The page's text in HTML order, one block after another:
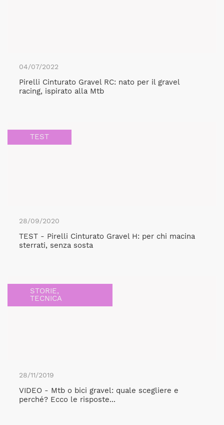
04/07/2022
Pirelli Cinturato Gravel RC: nato per il gravel
racing, ispirato alla Mtb
TEST
28/09/2020
TEST - Pirelli Cinturato Gravel H: per chi macina
sterrati, senza sosta
STORIE,
TECNICA
28/11/2019
VIDEO - Mtb o bici gravel: quale scegliere e
perché? Ecco le risposte...